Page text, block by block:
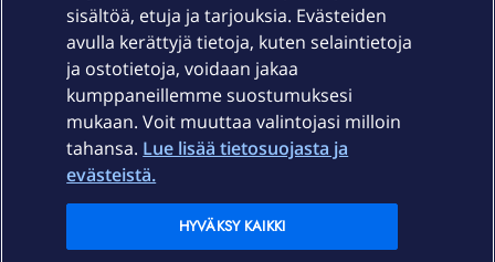
Palvelut
Ajankohtaista
Elisa Oyj
sisältöä, etuja ja tarjouksia. Evästeiden
avulla kerättyjä tietoja, kuten selaintietoja
ja ostotietoja, voidaan jakaa
kumppaneillemme suostumuksesi
mukaan. Voit muuttaa valintojasi milloin
tahansa. Lue lisää tietosuojasta ja
evästeistä.
HYVÄKSY KAIKKI